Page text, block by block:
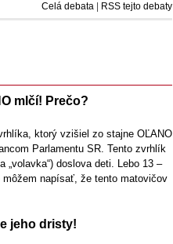
Celá debata RSS tejto debaty
mlčí! Prečo?
ktorý vzišiel zo stajne OĽANO
Parlamentu SR. Tento zvrhlík
doslova deti. Lebo 13 –
napísať, že tento matovičov
jeho dristy!